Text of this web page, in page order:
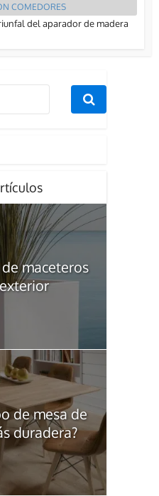
COMEDORES
del aparador de madera
maceteros
de mesa de
duradera?